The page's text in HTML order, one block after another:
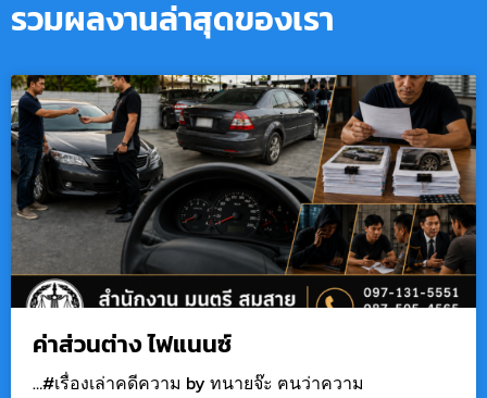
รวมผลงานล่าสุดของเรา
ค่าส่วนต่าง ไฟแนนซ์
…#เรื่องเล่าคดีความ by ทนายจ๊ะ ฅนว่าความ